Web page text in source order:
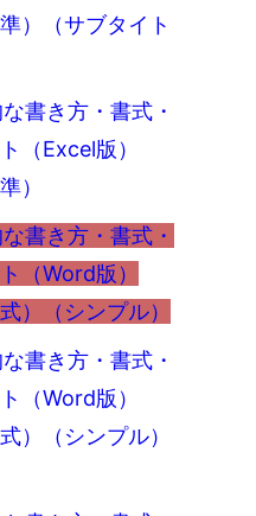
）（サブタイト
書き方・書式・
（Excel版）
）
書き方・書式・
（Word版）
）（シンプル）
書き方・書式・
（Word版）
）（シンプル）